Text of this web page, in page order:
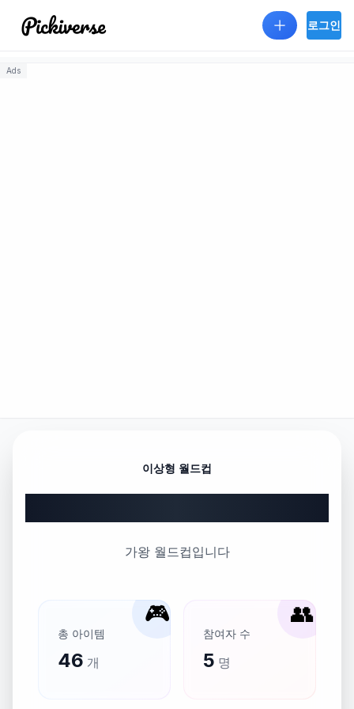
로그인
Ads
이상형 월드컵
가왕 월드컵입니다
🎮
총 아이템
46 개
👥
참여자 수
5 명